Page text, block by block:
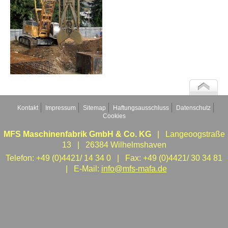
Kontakt Impressum Sitemap Haftungsausschluss
Datenschutz
Cookies
MFS Maschinenfabrik GmbH & Co. KG| Langeoogstraße
13 | 26384 Wilhelmshaven
Telefon: +49 (0)4421/ 14 34 0 | Fax: +49 (0)4421/ 30 34 81
| E-Mail: info@mfs-mafa.de